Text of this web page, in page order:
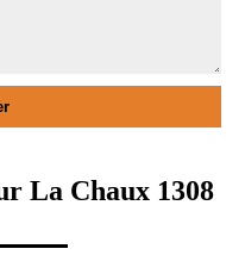
La Chaux 1308